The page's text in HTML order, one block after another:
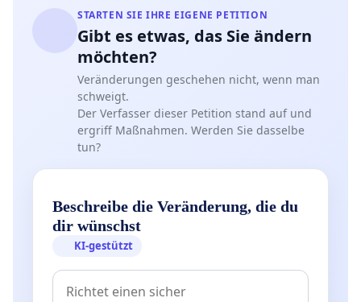
STARTEN SIE IHRE EIGENE PETITION
Gibt es etwas, das Sie ändern
möchten?
Veränderungen geschehen nicht, wenn man
schweigt.
Der Verfasser dieser Petition stand auf und
ergriff Maßnahmen. Werden Sie dasselbe
tun?
Beschreibe die Veränderung, die du
dir wünschst
KI-gestützt